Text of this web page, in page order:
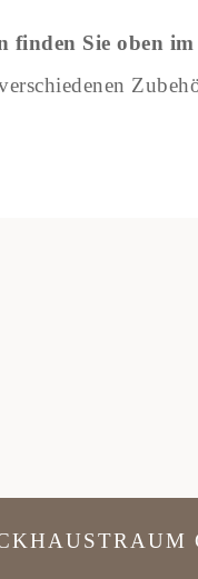
finden Sie oben